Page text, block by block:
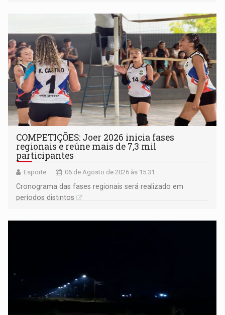
COMPETIÇÕES: Joer 2026 inicia fases
regionais e reúne mais de 7,3 mil
participantes
Esporte 06 de Agosto de 2026 às 15:31
Cronograma das fases regionais será realizado em
períodos distintos